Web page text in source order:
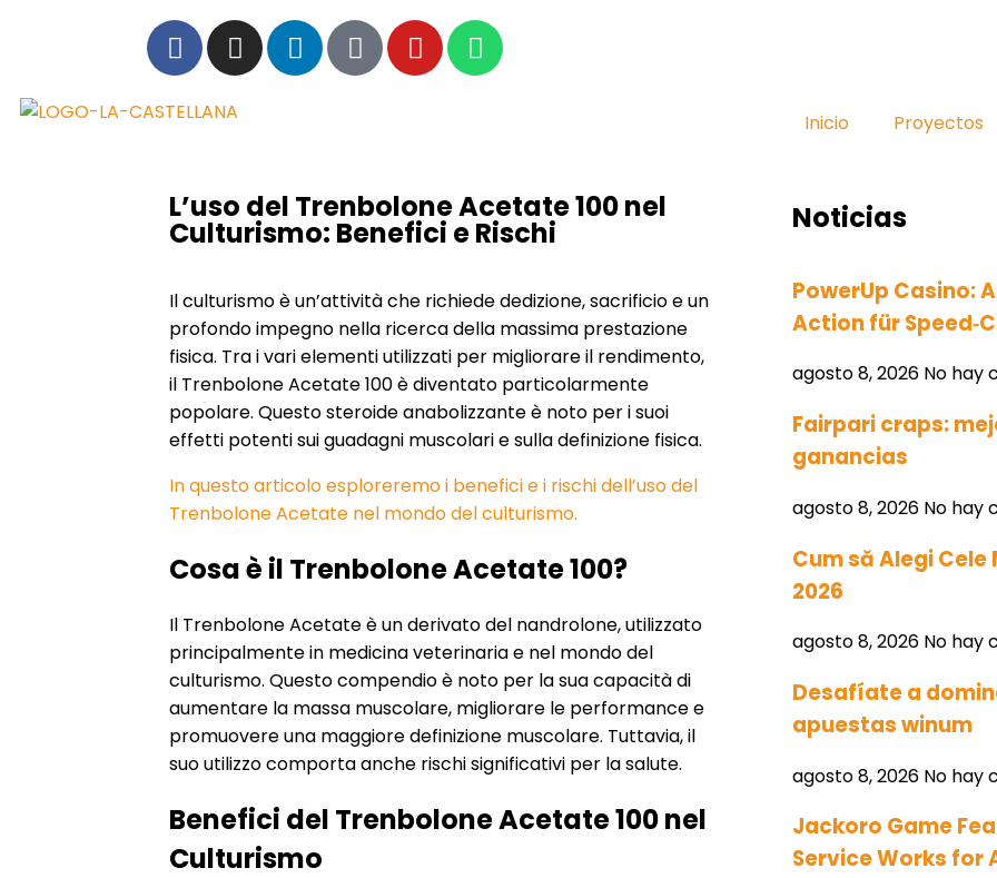
Inicio Proyectos
L’uso del Trenbolone Acetate 100 nel
Culturismo: Benefici e Rischi
Il culturismo è un’attività che richiede dedizione, sacrificio e un
profondo impegno nella ricerca della massima prestazione
fisica. Tra i vari elementi utilizzati per migliorare il rendimento,
il Trenbolone Acetate 100 è diventato particolarmente
popolare. Questo steroide anabolizzante è noto per i suoi
effetti potenti sui guadagni muscolari e sulla definizione fisica.
In questo articolo esploreremo i benefici e i rischi dell’uso del
Trenbolone Acetate nel mondo del culturismo.
Cosa è il Trenbolone Acetate 100?
Il Trenbolone Acetate è un derivato del nandrolone, utilizzato
principalmente in medicina veterinaria e nel mondo del
culturismo. Questo compendio è noto per la sua capacità di
aumentare la massa muscolare, migliorare le performance e
promuovere una maggiore definizione muscolare. Tuttavia, il
suo utilizzo comporta anche rischi significativi per la salute.
Benefici del Trenbolone Acetate 100 nel
Culturismo
Noticias
PowerUp Casino:
Action für
agosto 8, 2026 No hay
Fairpari craps:
ganancias
agosto 8, 2026 No hay
Cum să Alegi Cele
2026
agosto 8, 2026 No hay
Desafíate a
apuestas winum
agosto 8, 2026 No hay
Jackoro Game
Service Works for